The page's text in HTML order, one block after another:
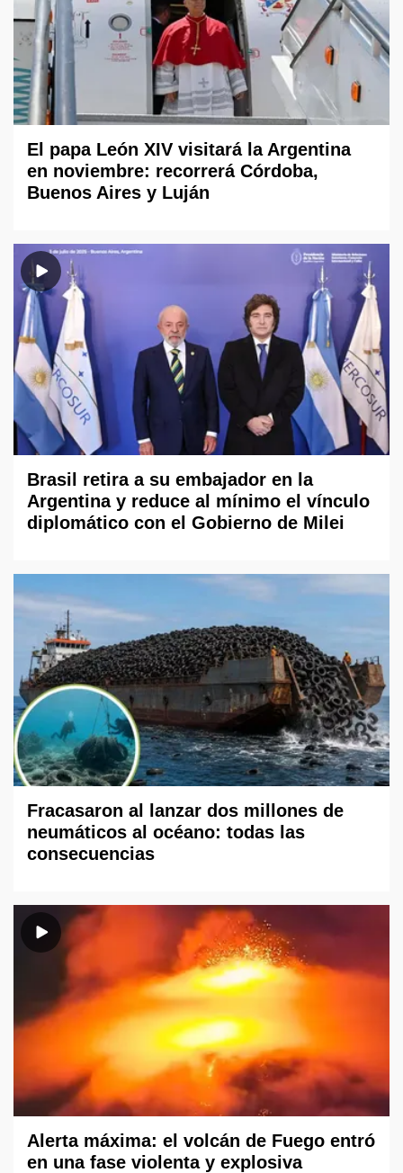
El papa León XIV visitará la Argentina
en noviembre: recorrerá Córdoba,
Buenos Aires y Luján
Brasil retira a su embajador en la
Argentina y reduce al mínimo el vínculo
diplomático con el Gobierno de Milei
Fracasaron al lanzar dos millones de
neumáticos al océano: todas las
consecuencias
Alerta máxima: el volcán de Fuego entró
en una fase violenta y explosiva